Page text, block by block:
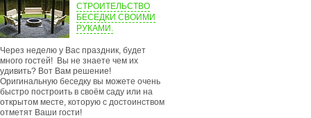
СТРОИТЕЛЬСТВО
БЕСЕДКИ СВОИМИ
РУКАМИ.
Через неделю у Вас праздник, будет
много гостей! Вы не знаете чем их
удивить? Вот Вам решение!
Оригинальную беседку вы можете очень
быстро построить в своём саду или на
открытом месте, которую с достоинством
отметят Ваши гости!